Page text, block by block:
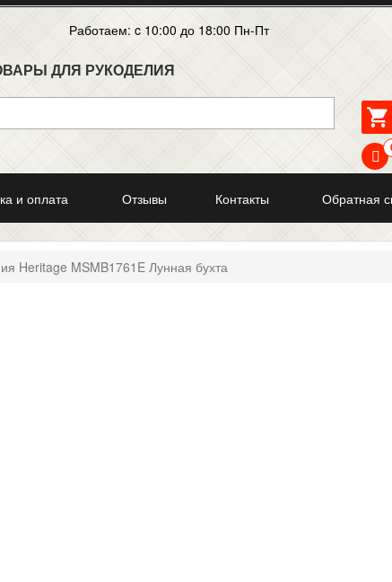
Работаем: c 10:00 до 18:00 Пн-Пт
ДЛЯ РУКОДЕЛИЯ
и оплата Отзывы Контакты Обратная
Heritage MSMB1761E Лунная бухта